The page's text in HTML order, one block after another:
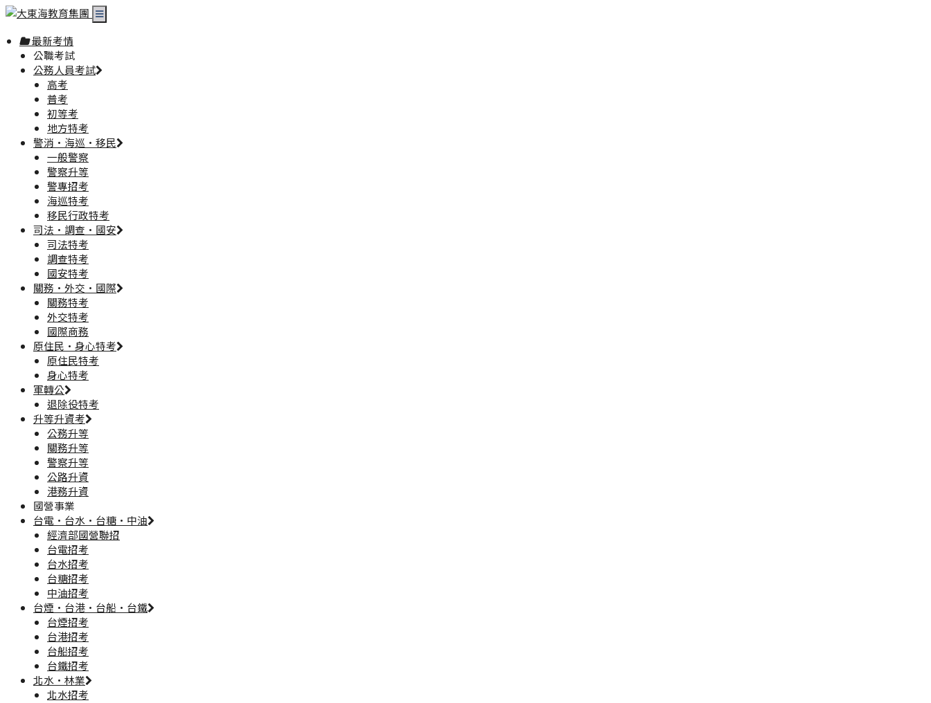
最新考情
公職考試
公務人員考試
高考
普考
初等考
地方特考
警消·海巡·移民
一般警察
警察升等
警專招考
海巡特考
移民行政特考
司法·調查·國安
司法特考
調查特考
國安特考
關務·外交·國際
關務特考
外交特考
國際商務
原住民·身心特考
原住民特考
身心特考
軍轉公
退除役特考
升等升資考
公務升等
關務升等
警察升等
公路升資
港務升資
國營事業
台電·台水·台糖·中油
經濟部國營聯招
台電招考
台水招考
台糖招考
中油招考
台煙·台港·台船·台鐵
台煙招考
台港招考
台船招考
台鐵招考
北水·林業
北水招考